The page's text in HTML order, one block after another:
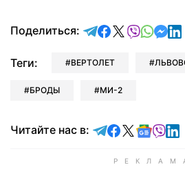
Поделиться: отправить в
поделиться в
Теги: ВЕРТОЛЕТ
БРОДЫ МИ-2
Читайте нас в: Читайте в
Читайте в
Читайте